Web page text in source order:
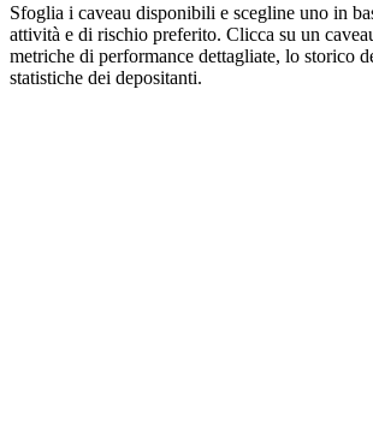
Sfoglia i caveau disponibili e scegline uno in
attività e di rischio preferito. Clicca su un
metriche di performance dettagliate, lo storico
statistiche dei depositanti.